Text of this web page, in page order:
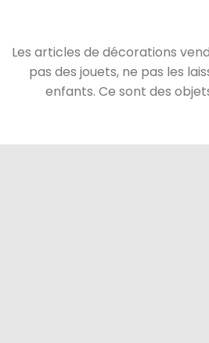
Les articles de décorations
pas des jouets, ne pas les
enfants. Ce sont des